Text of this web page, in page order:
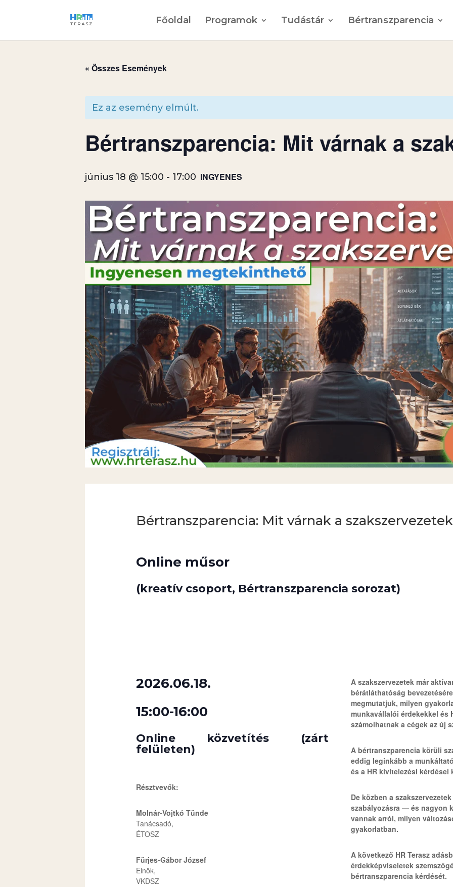
Főoldal Programok Tudástár Bértranszparencia
« Összes Események
Ez az esemény elmúlt.
Bértranszparencia: Mit várnak a
június 18 @ 15:00 - 17:00 INGYENES
Bértranszparencia: Mit várnak a
Online műsor
(kreatív csoport, Bértranszparencia sorozat)
2026.06.18.
15:00-16:00
Online közvetítés (zárt
felületen)
Résztvevők:
Molnár-Vojtkó Tünde
Tanácsadó,
ÉTOSZ
Fürjes-Gábor József
Elnök,
VKDSZ
A szakszervezetek már
bérátláthatóság
megmutatjuk, milyen
munkavállalói érdekekkel és
számolhatnak a cégek az új
A bértranszparencia körüli
eddig leginkább a
és a HR kivitelezési
De közben a
szabályozásra — és nagyon
vannak arról, milyen
gyakorlatban.
A következő HR Terasz
érdekképviseletek
bértranszparencia kérdését.